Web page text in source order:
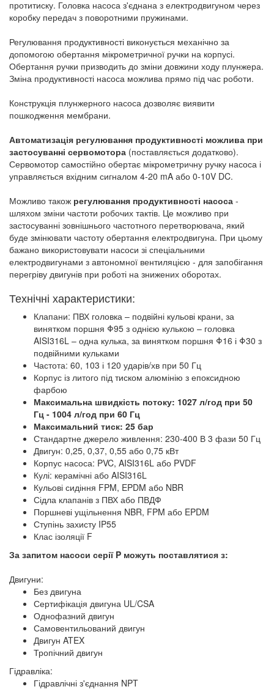
протитиску. Головка насоса з'єднана з електродвигуном через
коробку передач з поворотними пружинами.
Регулювання продуктивності виконується механічно за
допомогою обертання мікрометричної ручки на корпусі.
Обертання ручки призводить до зміни довжини ходу плунжера.
Зміна продуктивності насоса можлива прямо під час роботи.
Конструкція плунжерного насоса дозволяє виявити
пошкодження мембрани.
Автоматизація регулювання продуктивності можлива при
застосуванні сервомотора (поставляється додатково).
Сервомотор самостійно обертає мікрометричну ручку насоса і
управляється вхідним сигналом 4-20 mA або 0-10V DC.
Можливо також регулювання продуктивності насоса -
шляхом зміни частоти робочих тактів. Це можливо при
застосуванні зовнішнього частотного перетворювача, який
буде змінювати частоту обертання електродвигуна. При цьому
бажано використовувати насоси зі спеціальними
електродвигунами з автономної вентиляцією - для запобігання
перегріву двигунів при роботі на знижених оборотах.
Технічні характеристики:
Клапани: ПВХ головка – подвійні кульові крани, за
винятком поршня Φ95 з однією кулькою – головка
AISI316L – одна кулька, за винятком поршня Φ16 і Φ30 з
подвійними кульками
Частота: 60, 103 і 120 ударів/хв при 50 Гц
Корпус із литого під тиском алюмінію з епоксидною
фарбою
Максимальна швидкість потоку: 1027 л/год при 50
Гц - 1004 л/год при 60 Гц
Максимальний тиск: 25 бар
Стандартне джерело живлення: 230-400 В 3 фази 50 Гц
Двигун: 0,25, 0,37, 0,55 або 0,75 кВт
Корпус насоса: PVC, AISI316L або PVDF
Кулі: керамічні або AISI316L
Кульові сидіння FPM, EPDM або NBR
Сідла клапанів з ПВХ або ПВДФ
Поршневі ущільнення NBR, FPM або EPDM
Ступінь захисту IP55
Клас ізоляції F
За запитом насоси серії P можуть поставлятися з:
Двигуни:
Без двигуна
Сертифікація двигуна UL/CSA
Однофазний двигун
Самовентильований двигун
Двигун ATEX
Тропічний двигун
Гідравліка:
Гідравлічні з'єднання NPT